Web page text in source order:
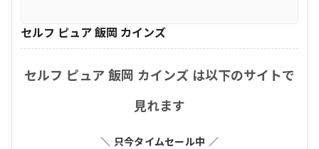
セルフ ピュア 飯岡 カインズ
セルフ ピュア 飯岡 カインズ は以下のサイトで
見れます
＼ 只今タイムセール中 ／